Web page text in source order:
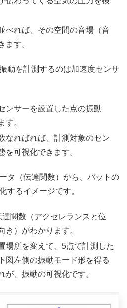
べれば、その空間の音場（音
ます。
動を計測するのは加速度センサ
ンサーを設置した点の振動
す。
なればれば、計測対象のセン
を可視化できます。
タ（伝達関数）から、バットの
するイメージです。
関数（アクセレランスと位
き）がわかります。
場所を変えて、5点で計測した
図左側の振動モード形を得る
が、振動の可視化です。